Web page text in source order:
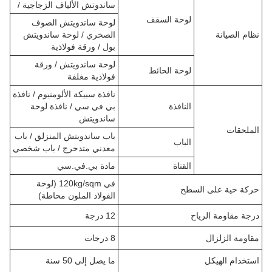
نظام الصيانة
لوحة السقف
ساندوتش الألياف الزجاجية /
لوحة ساندويتش الصوف
الصخري / لوحة ساندويتش
بول / ورقة فولاذية
لوحة الحائط
لوحة ساندويتش / ورقة
فولاذية مغلفة
الملحقات
النافذة
نافذة سبيكة الألومنيوم / نافذة
بي في سي / نافذة لوحة
ساندويتش
الباب
باب ساندويتش المنزلق / باب
معدني متدحرج / باب شخصي
القناة
مادة بي.في.سي
حركة حية على السطح
في 120kg/sqm (لوحة
الفولاذ الملون محاطة)
درجة مقاومة الرياح 12 درجة
مقاومة الزلزال 8 درجات
استخدام الهيكل ما يصل إلى 50 سنة